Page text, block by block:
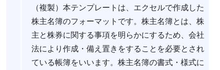
（複製）本テンプレートは、エクセルで作成した
株主名簿のフォーマットです。株主名簿とは、株
主と株券に関する事項を明らかにするため、会社
法により作成・備え置きをすることを必要とされ
ている帳簿をいいます。株主名簿の書式・様式に